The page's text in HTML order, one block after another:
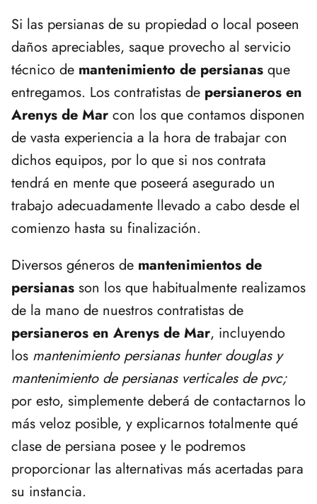
Si las persianas de su propiedad o local poseen
daños apreciables, saque provecho al servicio
técnico de mantenimiento de persianas que
entregamos. Los contratistas de persianeros en
Arenys de Mar con los que contamos disponen
de vasta experiencia a la hora de trabajar con
dichos equipos, por lo que si nos contrata
tendrá en mente que poseerá asegurado un
trabajo adecuadamente llevado a cabo desde el
comienzo hasta su finalización.
Diversos géneros de mantenimientos de
persianas son los que habitualmente realizamos
de la mano de nuestros contratistas de
persianeros en Arenys de Mar, incluyendo
los mantenimiento persianas hunter douglas y
mantenimiento de persianas verticales de pvc;
por esto, simplemente deberá de contactarnos lo
más veloz posible, y explicarnos totalmente qué
clase de persiana posee y le podremos
proporcionar las alternativas más acertadas para
su instancia.